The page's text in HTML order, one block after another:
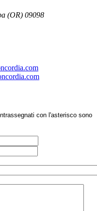
(OR) 09098
con l'asterisco sono